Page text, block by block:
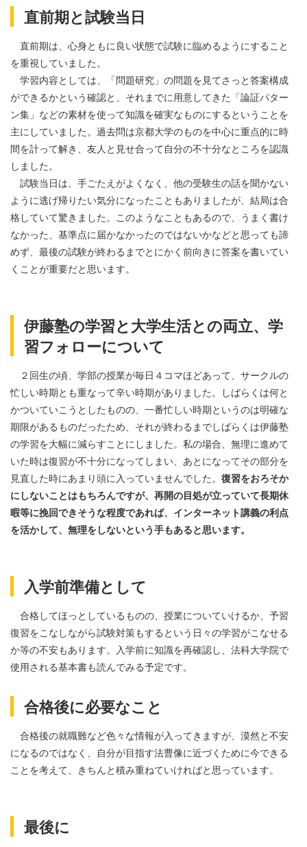
直前期と試験当日
直前期は、心身ともに良い状態で試験に臨めるようにすること
を重視していました。
学習内容としては、「問題研究」の問題を見てさっと答案構成
ができるかという確認と、それまでに用意してきた「論証パター
ン集」などの素材を使って知識を確実なものにするということを
主にしていました。過去問は京都大学のものを中心に重点的に時
間を計って解き、友人と見せ合って自分の不十分なところを認識
しました。
試験当日は、手ごたえがよくなく、他の受験生の話を聞かない
ように逃げ帰りたい気分になったこともありましたが、結局は合
格していて驚きました。このようなこともあるので、うまく書け
なかった、基準点に届かなかったのではないかなどと思っても諦
めず、最後の試験が終わるまでとにかく前向きに答案を書いてい
くことが重要だと思います。
伊藤塾の学習と大学生活との両立、学
習フォローについて
２回生の頃、学部の授業が毎日４コマほどあって、サークルの
忙しい時期とも重なって辛い時期がありました。しばらくは何と
かついていこうとしたものの、一番忙しい時期というのは明確な
期限があるものだったため、それが終わるまでしばらくは伊藤塾
の学習を大幅に減らすことにしました。私の場合、無理に進めて
いた時は復習が不十分になってしまい、あとになってその部分を
見直した時にあまり頭に入っていませんでした。 復習をおろそか
にしないことはもちろんですが、再開の目処が立っていて長期休
暇等に挽回できそうな程度であれば、インターネット講義の利点
を活かして、無理をしないという手もあると思います。
入学前準備として
合格してほっとしているものの、授業についていけるか、予習
復習をこなしながら試験対策もするという日々の学習がこなせる
か等の不安もあります。入学前に知識を再確認し、法科大学院で
使用される基本書も読んでみる予定です。
合格後に必要なこと
合格後の就職難など色々な情報が入ってきますが、漠然と不安
になるのではなく、自分が目指す法曹像に近づくために今できる
ことを考えて、きちんと積み重ねていければと思っています。
最後に